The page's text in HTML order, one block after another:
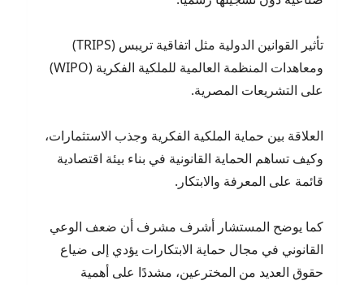
تأثير القوانين الدولية مثل اتفاقية تريبس (TRIPS)
ومعاهدات المنظمة العالمية للملكية الفكرية (WIPO)
على التشريعات المصرية.
العلاقة بين حماية الملكية الفكرية وجذب الاستثمارات،
وكيف تساهم الحماية القانونية في بناء بيئة اقتصادية
قائمة على المعرفة والابتكار.
كما يوضح المستشار أشرف مشرف أن ضعف الوعي
القانوني في مجال حماية الابتكارات يؤدي إلى ضياع
حقوق العديد من المخترعين، مشددًا على أهمية